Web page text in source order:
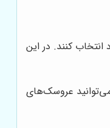
کنند. در این
عروسک‌های